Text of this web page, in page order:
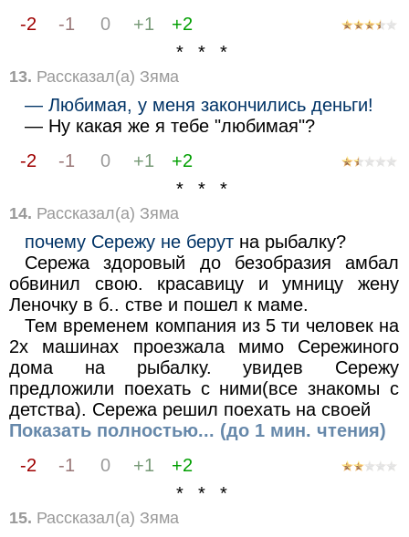
-2
-1 0 +1
+2
* * *
13. Рассказал(а) Зяма
— Любимая, у меня закончились деньги!
— Ну какая же я тебе "любимая"?
-2
-1 0 +1
+2
* * *
14. Рассказал(а) Зяма
почему Сережу не берут на рыбалку?
Сережа здоровый до безобразия амбал
обвинил свою. красавицу и умницу жену
Леночку в б.. стве и пошел к маме.
Тем временем компания из 5 ти человек на
2х машинах проезжала мимо Сережиного
дома на рыбалку. увидев Сережу
предложили поехать с ними(все знакомы с
детства). Сережа решил поехать на своей
Показать полностью... (до 1 мин. чтения)
-2
-1 0 +1
+2
* * *
15. Рассказал(а) Зяма